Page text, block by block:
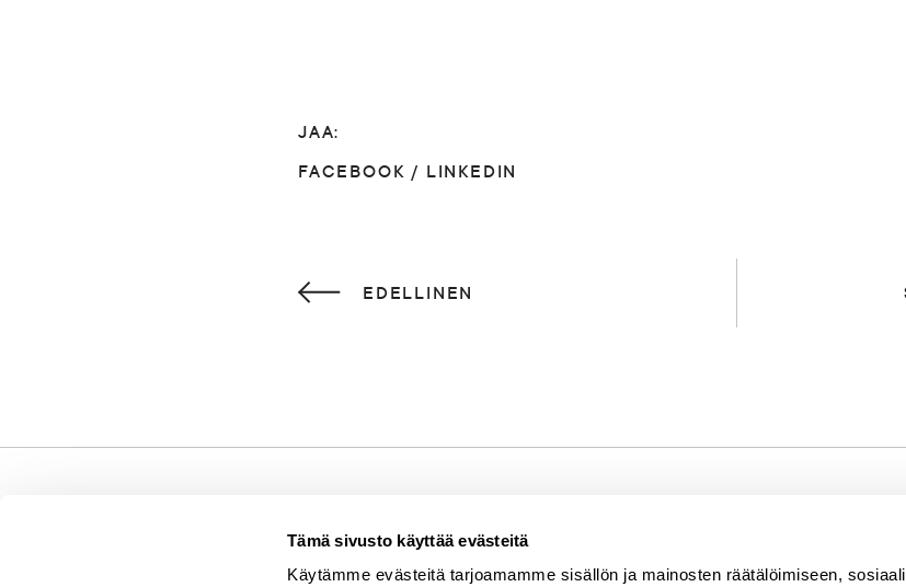
Tämä sivusto käyttää evästeitä
Käytämme evästeitä tarjoamamme sisällön ja mainosten räätälöimiseen,
JAA:
FACEBOOK / LINKEDIN
EDELLINEN
Puistokatu 4